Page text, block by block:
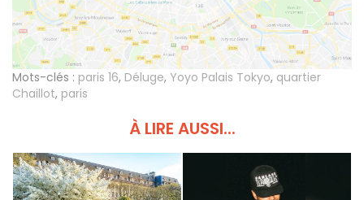
Mots-clés : paris 16, Déluge, Yoyo Palais Tokyo, quartier
Chaillot, paris
À LIRE AUSSI...